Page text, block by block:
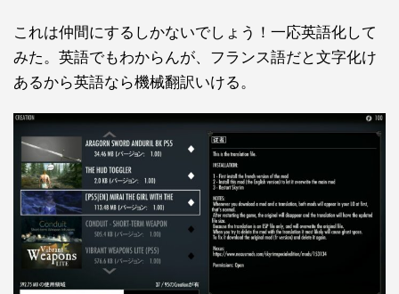
これは仲間にするしかないでしょう！一応英語化して
みた。英語でもわからんが、フランス語だと文字化け
あるから英語なら機械翻訳いける。